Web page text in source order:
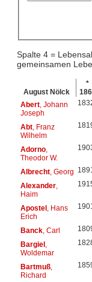
Spalte 4 =
gemeinsamen
August Nölck
*
Abert, Johann
Joseph
Abt, Franz
Wilhelm
Adorno,
Theodor W.
Albrecht, Georg
Alexander,
Haim
Apostel, Hans
Erich
Banck, Carl
Bargiel,
Woldemar
Bartmuß,
Richard